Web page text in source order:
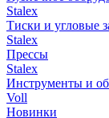
Stalex
Тиски и угловые
Stalex
Прессы
Stalex
Инструменты и
Voll
Новинки